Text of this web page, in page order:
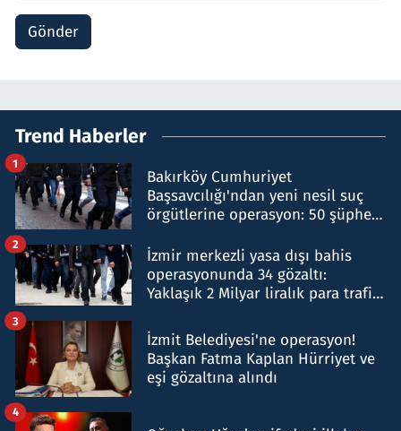
Gönder
Trend Haberler
Bakırköy Cumhuriyet
Başsavcılığı'ndan yeni nesil suç
örgütlerine operasyon: 50 şüpheli
1
İzmir merkezli yasa dışı bahis
operasyonunda 34 gözaltı:
Yaklaşık 2 Milyar liralık para trafiği
2
İzmit Belediyesi'ne operasyon!
Başkan Fatma Kaplan Hürriyet ve
eşi gözaltına alındı
3
4